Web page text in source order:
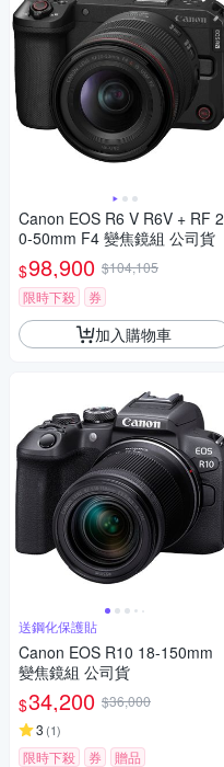
Canon EOS R6 V R6V + RF 2
0-50mm F4 變焦鏡組 公司貨
$98,900 $104,105
限時下殺
券
加入購物車
送鋼化保護貼
Canon EOS R10 18-150mm
變焦鏡組 公司貨
$34,200 $36,000
3 (1)
限時下殺 券 贈品